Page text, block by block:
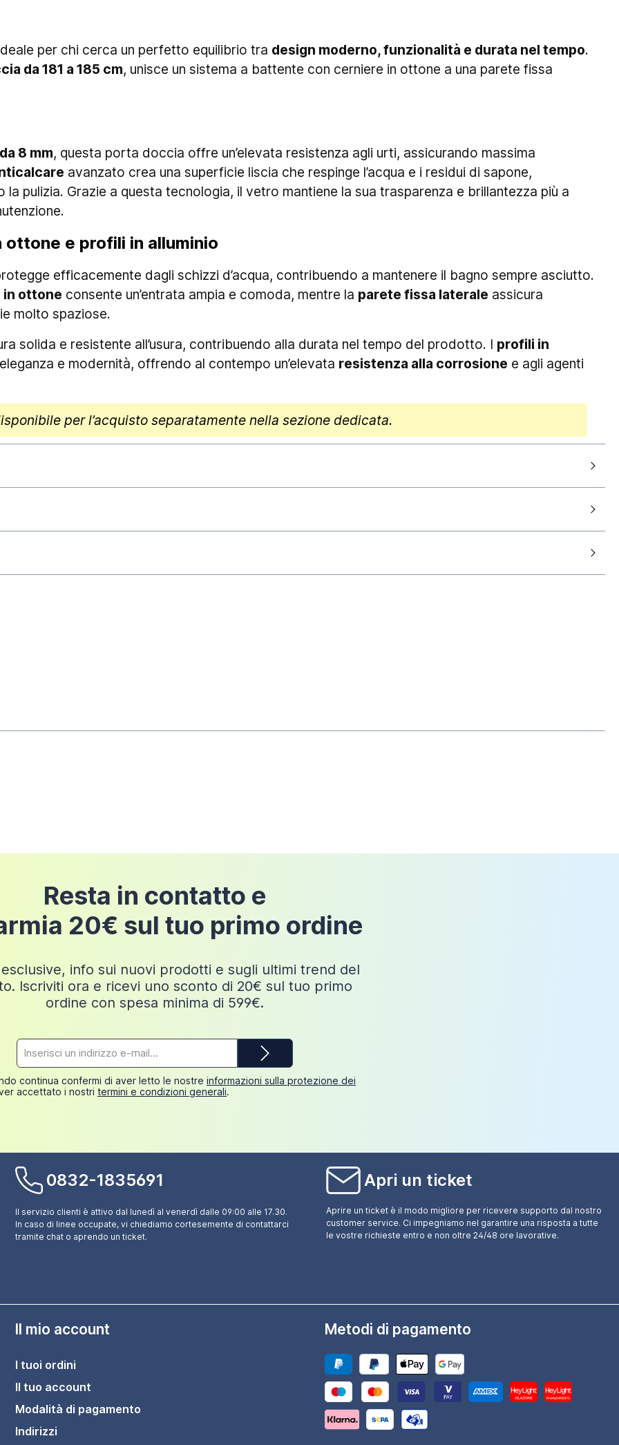
per chi cerca un perfetto equilibrio tra design moderno, funzionalità e durata nel tempo.
da 181 a 185 cm, unisce un sistema a battente con cerniere in ottone a una parete fissa
8 mm, questa porta doccia offre un’elevata resistenza agli urti, assicurando massima
avanzato crea una superficie liscia che respinge l’acqua e i residui di sapone,
pulizia. Grazie a questa tecnologia, il vetro mantiene la sua trasparenza e brillantezza più a
e profili in alluminio
efficacemente dagli schizzi d’acqua, contribuendo a mantenere il bagno sempre asciutto.
in ottone consente un’entrata ampia e comoda, mentre la parete fissa laterale assicura
molto spaziose.
solida e resistente all’usura, contribuendo alla durata nel tempo del prodotto. I profili in
e modernità, offrendo al contempo un’elevata resistenza alla corrosione e agli agenti
per l’acquisto separatamente nella sezione dedicata.
54 cm
che i
Eventi quali, ad esempio, l'elevato traffico di merci sul territorio nazionale in particolari
festività in genere) piuttosto che tumulti sindacali nel settore trasporti, possono incidere sulle
dalla data di consegna
Resta in contatto e
20€ sul tuo primo ordine
info sui nuovi prodotti e sugli ultimi trend del
Iscriviti ora e ricevi uno sconto di 20€ sul tuo primo
ordine con spesa minima di 599€.
e-
mail*
continua confermi di aver letto le nostre informazioni sulla protezione dei
accettato i nostri termini e condizioni generali.
0832-1835691
Il servizio clienti è attivo dal lunedì al venerdì dalle 09:00 alle 17.30.
In caso di linee occupate, vi chiediamo cortesemente di contattarci
tramite chat o aprendo un ticket.
Apri un ticket
Aprire un ticket è il modo migliore per ricevere supporto dal nostro
customer service. Ci impegniamo nel garantire una risposta a tutte
le vostre richieste entro e non oltre 24/48 ore lavorative.
Il mio account
I tuoi ordini
Il tuo account
Modalità di pagamento
Indirizzi
Metodi di pagamento